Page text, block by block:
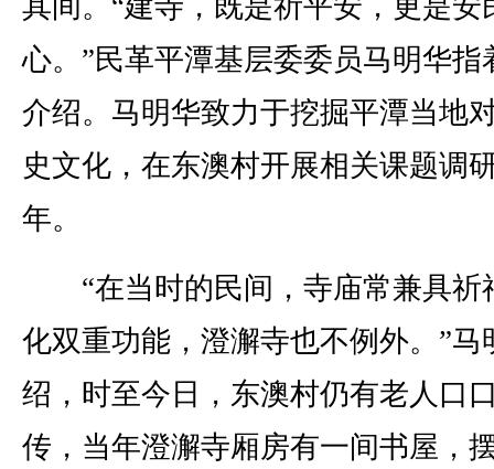
心。”民革平潭基层委委员马明华指
介绍。马明华致力于挖掘平潭当地
史文化，在东澳村开展相关课题调
年。
“在当时的民间，寺庙常兼具祈
化双重功能，澄澥寺也不例外。”马
绍，时至今日，东澳村仍有老人口
传，当年澄澥寺厢房有一间书屋，